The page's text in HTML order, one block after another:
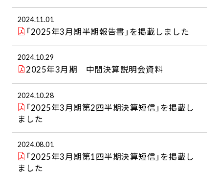
2024.11.01
「2025年3月期半期報告書」を掲載しました
2024.10.29
2025年3月期 中間決算説明会資料
2024.10.28
「2025年3月期第2四半期決算短信」を掲載し
ました
2024.08.01
「2025年3月期第1四半期決算短信」を掲載し
ました